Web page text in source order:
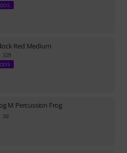
Red Medium
329
M Percussion Frog
30